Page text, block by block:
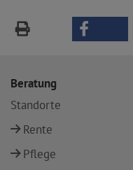
Beratung
Standorte
Rente
Pflege